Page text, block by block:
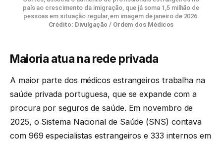
país ao crescimento da imigração, que já soma 1,5 milhão de
pessoas em situação regular, em imagem de janeiro de 2026.
Crédito: Divulgação / Ordem dos Médicos
Maioria atua na rede privada
A maior parte dos médicos estrangeiros trabalha na
saúde privada portuguesa, que se expande com a
procura por seguros de saúde. Em novembro de
2025, o Sistema Nacional de Saúde (SNS) contava
com 969 especialistas estrangeiros e 333 internos em